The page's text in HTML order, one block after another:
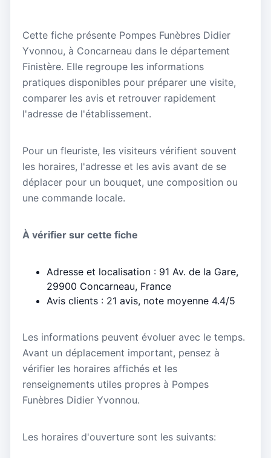
Cette fiche présente Pompes Funèbres Didier
Yvonnou, à Concarneau dans le département
Finistère. Elle regroupe les informations
pratiques disponibles pour préparer une visite,
comparer les avis et retrouver rapidement
l'adresse de l'établissement.
Pour un fleuriste, les visiteurs vérifient souvent
les horaires, l'adresse et les avis avant de se
déplacer pour un bouquet, une composition ou
une commande locale.
À vérifier sur cette fiche
Adresse et localisation : 91 Av. de la Gare,
29900 Concarneau, France
Avis clients : 21 avis, note moyenne 4.4/5
Les informations peuvent évoluer avec le temps.
Avant un déplacement important, pensez à
vérifier les horaires affichés et les
renseignements utiles propres à Pompes
Funèbres Didier Yvonnou.
Les horaires d'ouverture sont les suivants: